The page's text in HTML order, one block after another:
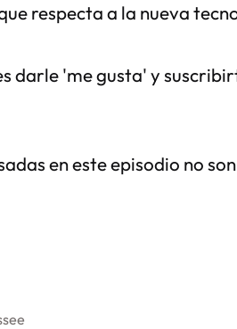
respecta a la nueva
darle 'me gusta' y
en este episodio no